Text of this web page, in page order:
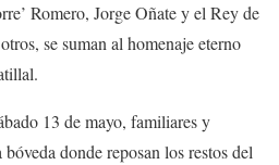
Romero, Jorge Oñate y el Rey de
se suman al homenaje eterno
13 de mayo, familiares y
donde reposan los restos del